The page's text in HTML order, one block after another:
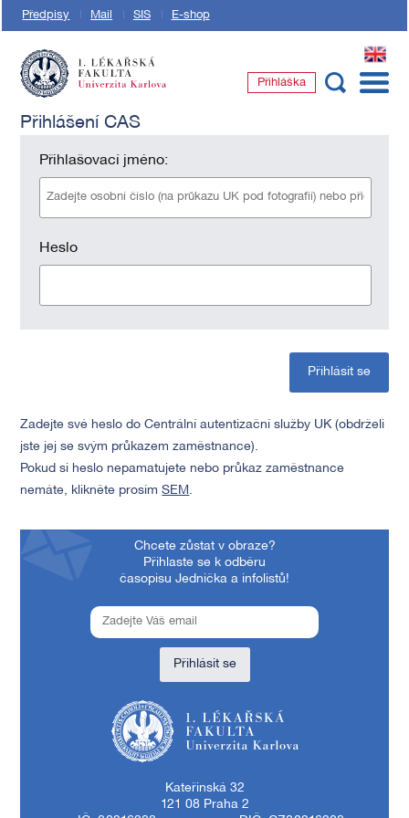
Předpisy Mail SIS E-shop
EN
Přihláška
Přihlášení CAS
Přihlašovací jméno:
Heslo
Přihlásit se
Zadejte své heslo do Centrální autentizační služby UK (obdrželi
jste jej se svým průkazem zaměstnance).
Pokud si heslo nepamatujete nebo průkaz zaměstnance
nemáte, klikněte prosímSEM .
Chcete zůstat v obraze?
Přihlaste se k odběru
časopisu Jednička a infolistů!
Přihlásit se
Kateřinská 32
121 08 Praha 2